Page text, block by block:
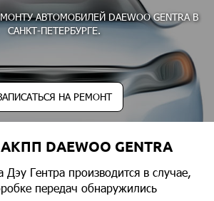
АВТОМОБИЛЕЙ DAEWOO GENTRA В
САНКТ-ПЕТЕРБУРГЕ.
НА РЕМОНТ
DAEWOO GENTRA
Гентра производится в случае,
передач обнаружились